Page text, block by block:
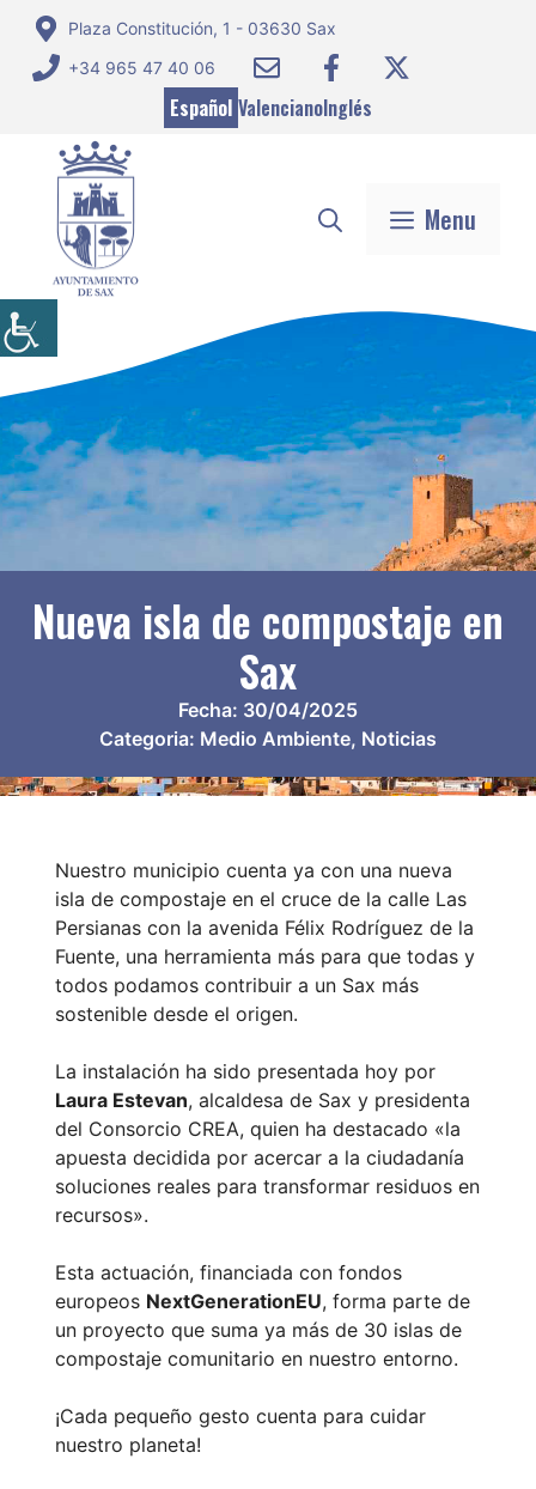
Saltar
contenido
Plaza Constitución, 1 - 03630 Sax
+34 965 47 40 06
Español ValencianoInglés
Menu
Nueva isla de compostaje en
Sax
Fecha: 30/04/2025
Categoria: Medio Ambiente, Noticias
Nuestro municipio cuenta ya con una nueva
isla de compostaje en el cruce de la calle Las
Persianas con la avenida Félix Rodríguez de la
Fuente, una herramienta más para que todas y
todos podamos contribuir a un Sax más
sostenible desde el origen.
La instalación ha sido presentada hoy por
Laura Estevan, alcaldesa de Sax y presidenta
del Consorcio CREA, quien ha destacado «la
apuesta decidida por acercar a la ciudadanía
soluciones reales para transformar residuos en
recursos».
Esta actuación, financiada con fondos
europeos NextGenerationEU, forma parte de
un proyecto que suma ya más de 30 islas de
compostaje comunitario en nuestro entorno.
¡Cada pequeño gesto cuenta para cuidar
nuestro planeta!